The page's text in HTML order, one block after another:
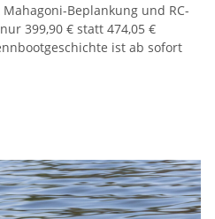
Beplankung und RC-
399,90 € statt 474,05 €
ist ab sofort